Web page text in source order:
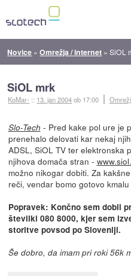
Novice »Omrežja / internet »SiOL
SiOL mrk
KoMar- :: 13. jan 2004ob 17:00
Slo-Tech - Pred kake pol ure je
prenehalo delovati kar nekaj
ADSL, SiOL TV ter elektronska
njihova domača stran -
možno nikogar dobiti. Za
reči, vendar bomo gotovo
Popravek: Končno sem dobil
številki 080 8000, kjer sem
storitve povsod po Sloveniji.
Še dobro, da imam pri roki 56k